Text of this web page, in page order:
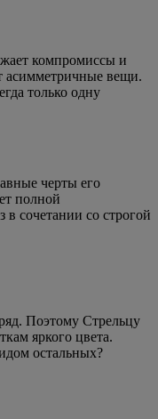
компромиссы и
асимметричные вещи.
только одну
черты его
полной
в сочетании со строгой
Поэтому Стрельцу
яркого цвета.
остальных?